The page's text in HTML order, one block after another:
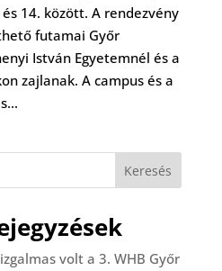
14. között. A rendezvény
futamai Győr
István Egyetemnél és a
zajlanak. A campus és a
Keresés
volt a 3. WHB Győr